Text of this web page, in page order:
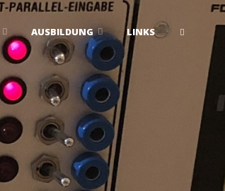
AUSBILDUNG LINKS